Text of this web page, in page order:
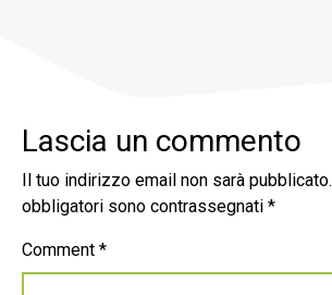
Lascia un commento
Il tuo indirizzo email non sarà pubblicato.
obbligatori sono contrassegnati *
Comment *